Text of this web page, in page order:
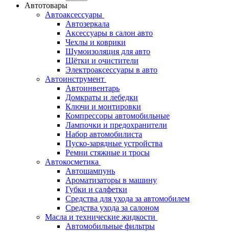
Автотовары
Автоаксессуары
Автозеркала
Аксессуары в салон авто
Чехлы и коврики
Шумоизоляция для авто
Щётки и очистители
Электроаксессуары в авто
Автоинструмент
Автоинвентарь
Домкраты и лебедки
Ключи и монтировки
Компрессоры автомобильные
Лампочки и предохранители
Набор автомобилиста
Пуско-зарядные устройства
Ремни стяжные и тросы
Автокосметика
Автошампунь
Ароматизаторы в машину
Губки и салфетки
Средства для ухода за автомобилем
Средства ухода за салоном
Масла и технические жидкости
Автомобильные фильтры